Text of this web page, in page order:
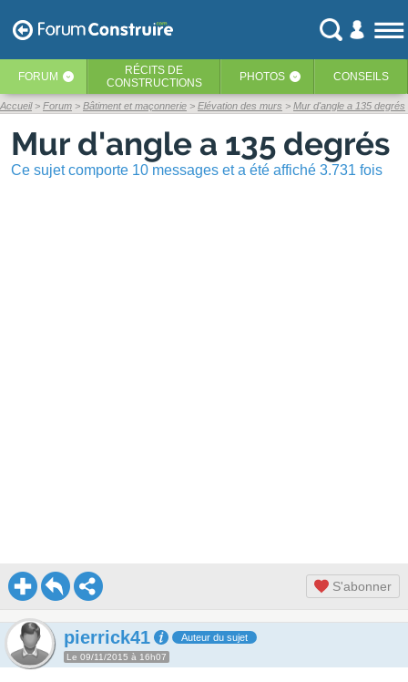
FORUM ‹ RÉCITS DE
CONSTRUCTIONS
PHOTOS ‹ CONSEILS
Accueil Forum Bâtiment et maçonnerie Elévation des murs Mur d'angle a 135 degrés
Mur d'angle a 135 degrés
Ce sujet comporte 10 messages et a été affiché 3.731 fois
S'abonner
pierrick41 Auteur du sujet
Le 09/11/2015 à 16h07